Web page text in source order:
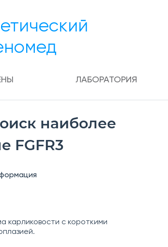
ЛАБОРАТОРИЯ
наиболее
FGFR3
карликовости с короткими